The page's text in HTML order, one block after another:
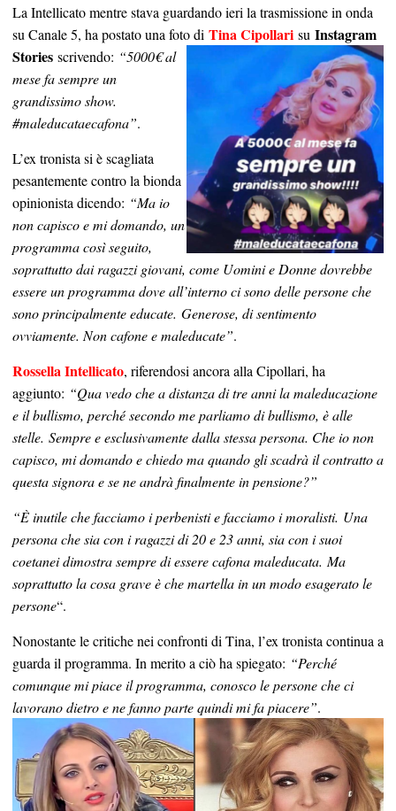
La Intellicato mentre stava guardando ieri la trasmissione in onda
su Canale 5, ha postato una foto di TinaCipollari su Instagram
Stories scrivendo: “5000€ al
mese fa sempre un
grandissimo show.
#maleducataecafona”.
L’ex tronista si è scagliata
pesantemente contro la bionda
opinionista dicendo: “Ma io
non capisco e mi domando, un
programma così seguito,
soprattutto dai ragazzi giovani, come Uomini e Donne dovrebbe
essere un programma dove all’interno ci sono delle persone che
sono principalmente educate. Generose, di sentimento
ovviamente. Non cafone e maleducate”.
Rossella Intellicato, riferendosi ancora alla Cipollari, ha
aggiunto: “Qua vedo che a distanza di tre anni la maleducazione
e il bullismo, perché secondo me parliamo di bullismo, è alle
stelle. Sempre e esclusivamente dalla stessa persona. Che io non
capisco, mi domando e chiedo ma quando gli scadrà il contratto a
questa signora e se ne andrà finalmente in pensione?”
“È inutile che facciamo i perbenisti e facciamo i moralisti. Una
persona che sia con i ragazzi di 20 e 23 anni, sia con i suoi
coetanei dimostra sempre di essere cafona maleducata. Ma
soprattutto la cosa grave è che martella in un modo esagerato le
persone“.
Nonostante le critiche nei confronti di Tina, l’ex tronista continua a
guarda il programma. In merito a ciò ha spiegato: “Perché
comunque mi piace il programma, conosco le persone che ci
lavorano dietro e ne fanno parte quindi mi fa piacere”.